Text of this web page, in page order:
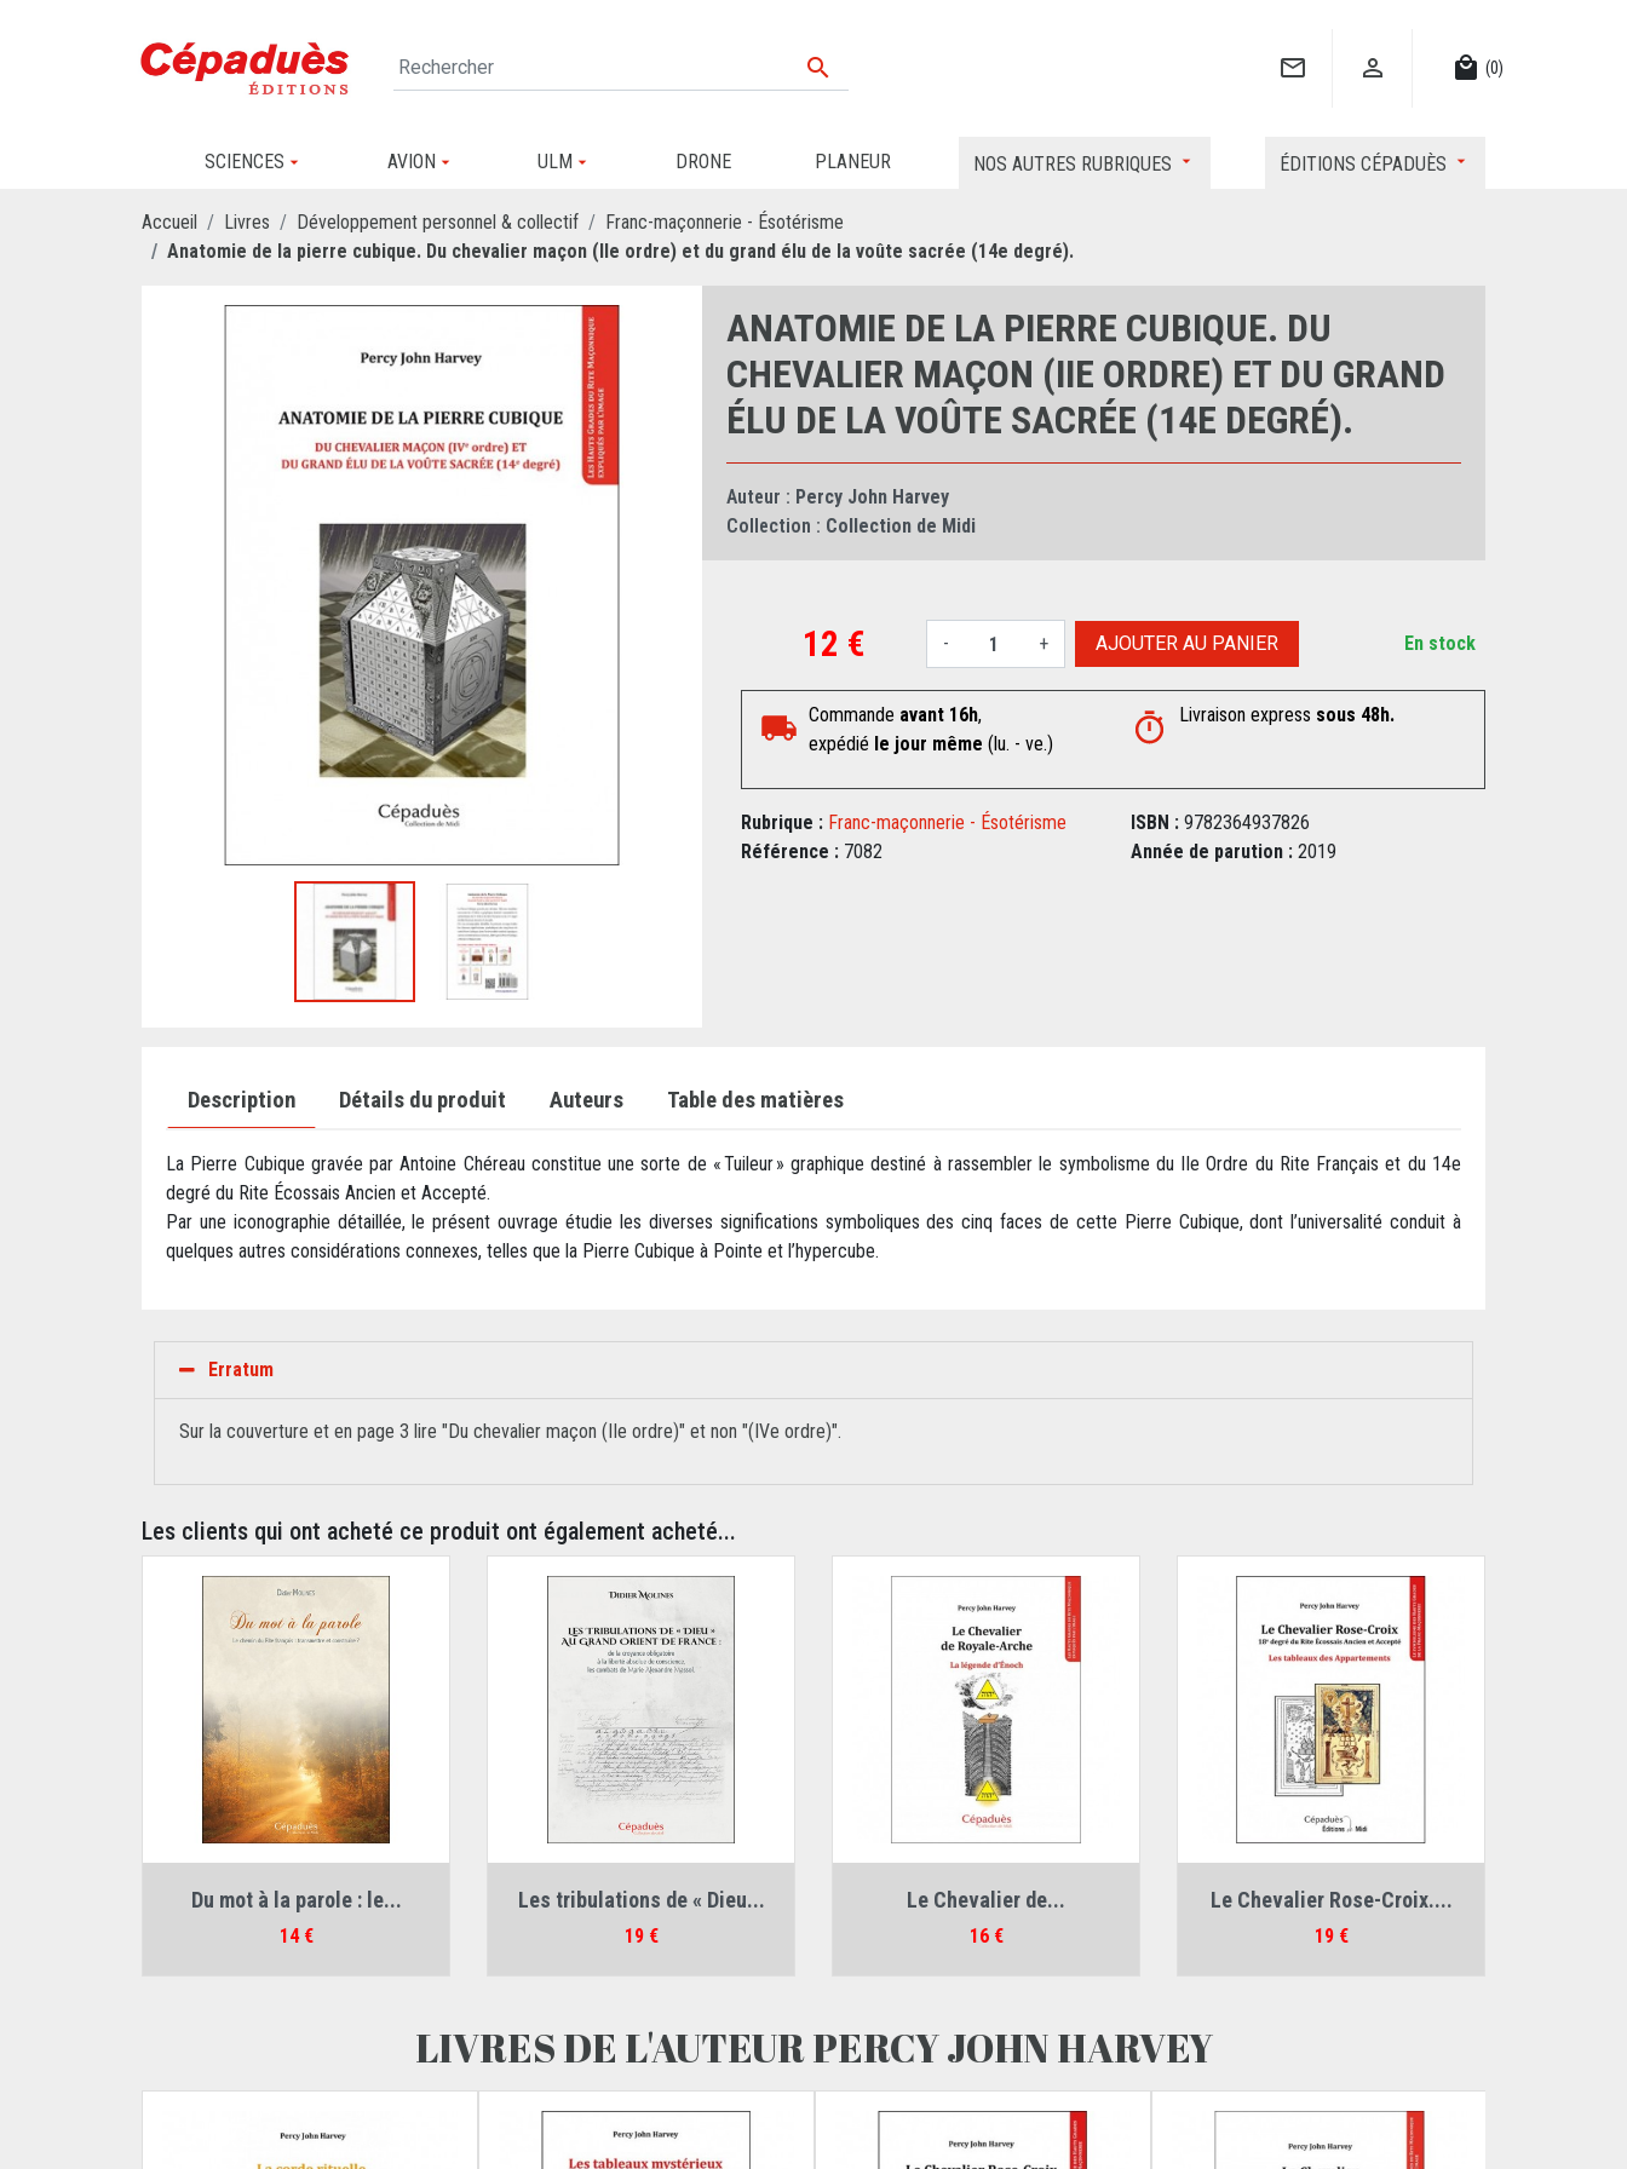
   local_mall (0)
SCIENCES AVION ULM DRONE PLANEUR NOS AUTRES RUBRIQUES ÉDITIONS CÉPADUÈS
Accueil Livres Développement personnel & collectif
Franc-maçonnerie - Ésotérisme
Anatomie de la pierre cubique. Du chevalier maçon (IIe ordre) et du grand élu de la voûte sacrée (14e degré).
ANATOMIE DE LA PIERRE CUBIQUE. DU
CHEVALIER MAÇON (IIE ORDRE) ET DU GRAND
ÉLU DE LA VOÛTE SACRÉE (14E DEGRÉ).
Auteur : Percy John Harvey
Collection : Collection de Midi
12 € - + AJOUTER AU PANIER En stock
Commande avant 16h,
expédié le jour même (lu. - ve.)
Livraison express sous 48h.
Rubrique : Franc-maçonnerie - Ésotérisme ISBN : 9782364937826
Référence :7082 Année de parution : 2019
Description Détails du produit Auteurs Table des matières
La Pierre Cubique gravée par Antoine Chéreau constitue une sorte de « Tuileur » graphique destiné à rassembler le symbolisme du IIe Ordre du Rite Français et du 14e
degré du Rite Écossais Ancien et Accepté.
Par une iconographie détaillée, le présent ouvrage étudie les diverses significations symboliques des cinq faces de cette Pierre Cubique, dont l’universalité conduit à
quelques autres considérations connexes, telles que la Pierre Cubique à Pointe et l’hypercube.
Erratum
Sur la couverture et en page 3 lire "Du chevalier maçon (IIe ordre)" et non "(IVe ordre)".
Les clients qui ont acheté ce produit ont également acheté...
Du mot à la parole : le...
Prix
14 €
Les tribulations de « Dieu...
Prix
19 €
Le Chevalier de...
Prix
16 €
Le Chevalier Rose-Croix....
Prix
19 €
LIVRES DE L'AUTEUR PERCY JOHN HARVEY